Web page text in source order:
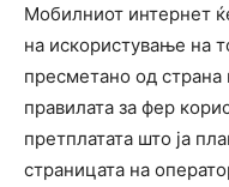
Мобилниот интернет
на искористување на
пресметано од страна
правилата за фер
претплатата што ја
страницата на